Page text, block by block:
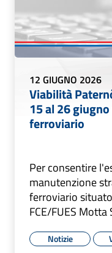
12 GIUGNO 2026
Viabilità
15 al 26
ferroviario
Per consentire
manutenzione
ferroviario
FCE/FUES Motta
Notizie